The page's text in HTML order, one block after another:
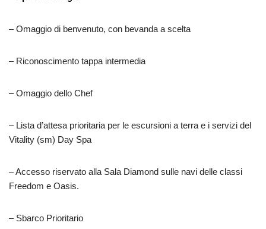
– Omaggio di benvenuto, con bevanda a scelta
– Riconoscimento tappa intermedia
– Omaggio dello Chef
– Lista d’attesa prioritaria per le escursioni a terra e i servizi del
Vitality (sm) Day Spa
– Accesso riservato alla Sala Diamond sulle navi delle classi
Freedom e Oasis.
– Sbarco Prioritario